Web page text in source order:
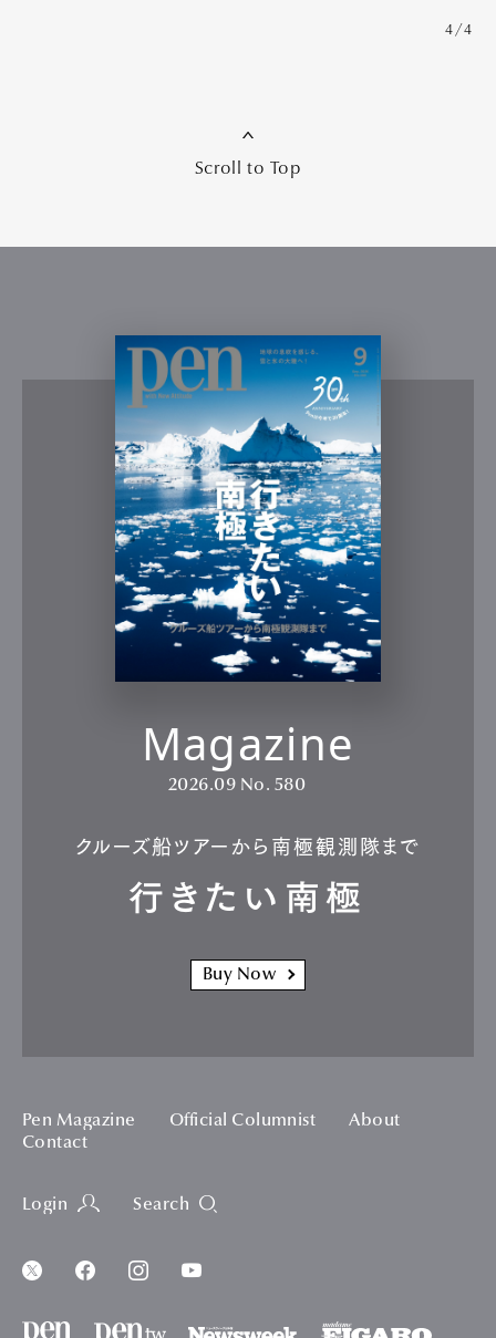
4/4
Scroll to Top
Magazine
2026.09 No. 580
クルーズ船ツアーから南極観測隊まで
行きたい南極
Buy Now
Pen Magazine Official Columnist
About
Contact
Login Search